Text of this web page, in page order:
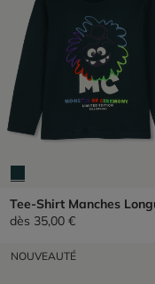
Tee-Shirt Manches
dès 35,00 €
NOUVEAUTÉ